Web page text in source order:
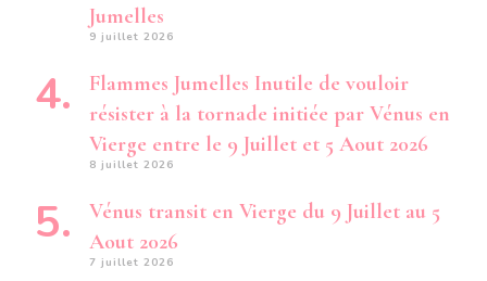
Jumelles
9 juillet 2026
Flammes Jumelles Inutile de vouloir
résister à la tornade initiée par Vénus en
Vierge entre le 9 Juillet et 5 Aout 2026
8 juillet 2026
Vénus transit en Vierge du 9 Juillet au 5
Aout 2026
7 juillet 2026